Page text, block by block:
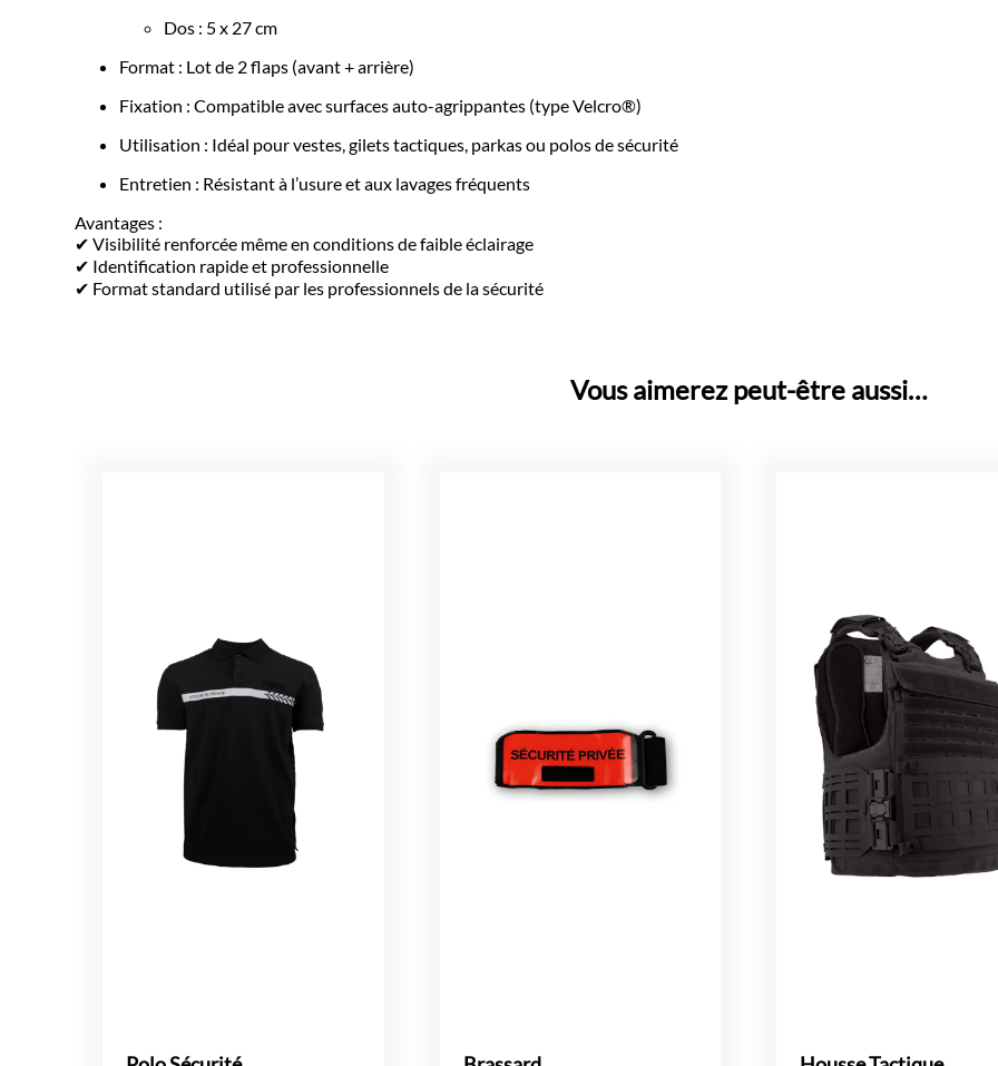
Dos : 5 x 27 cm
Format : Lot de 2 flaps (avant + arrière)
Fixation : Compatible avec surfaces auto-agrippantes (type Velcro®)
Utilisation : Idéal pour vestes, gilets tactiques, parkas ou polos de sécurité
Entretien : Résistant à l’usure et aux lavages fréquents
Avantages :
✔ Visibilité renforcée même en conditions de faible éclairage
✔ Identification rapide et professionnelle
✔ Format standard utilisé par les professionnels de la sécurité
Vous aimerez peut-être aussi…